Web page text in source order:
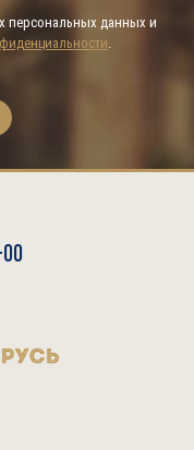
персональных данных и